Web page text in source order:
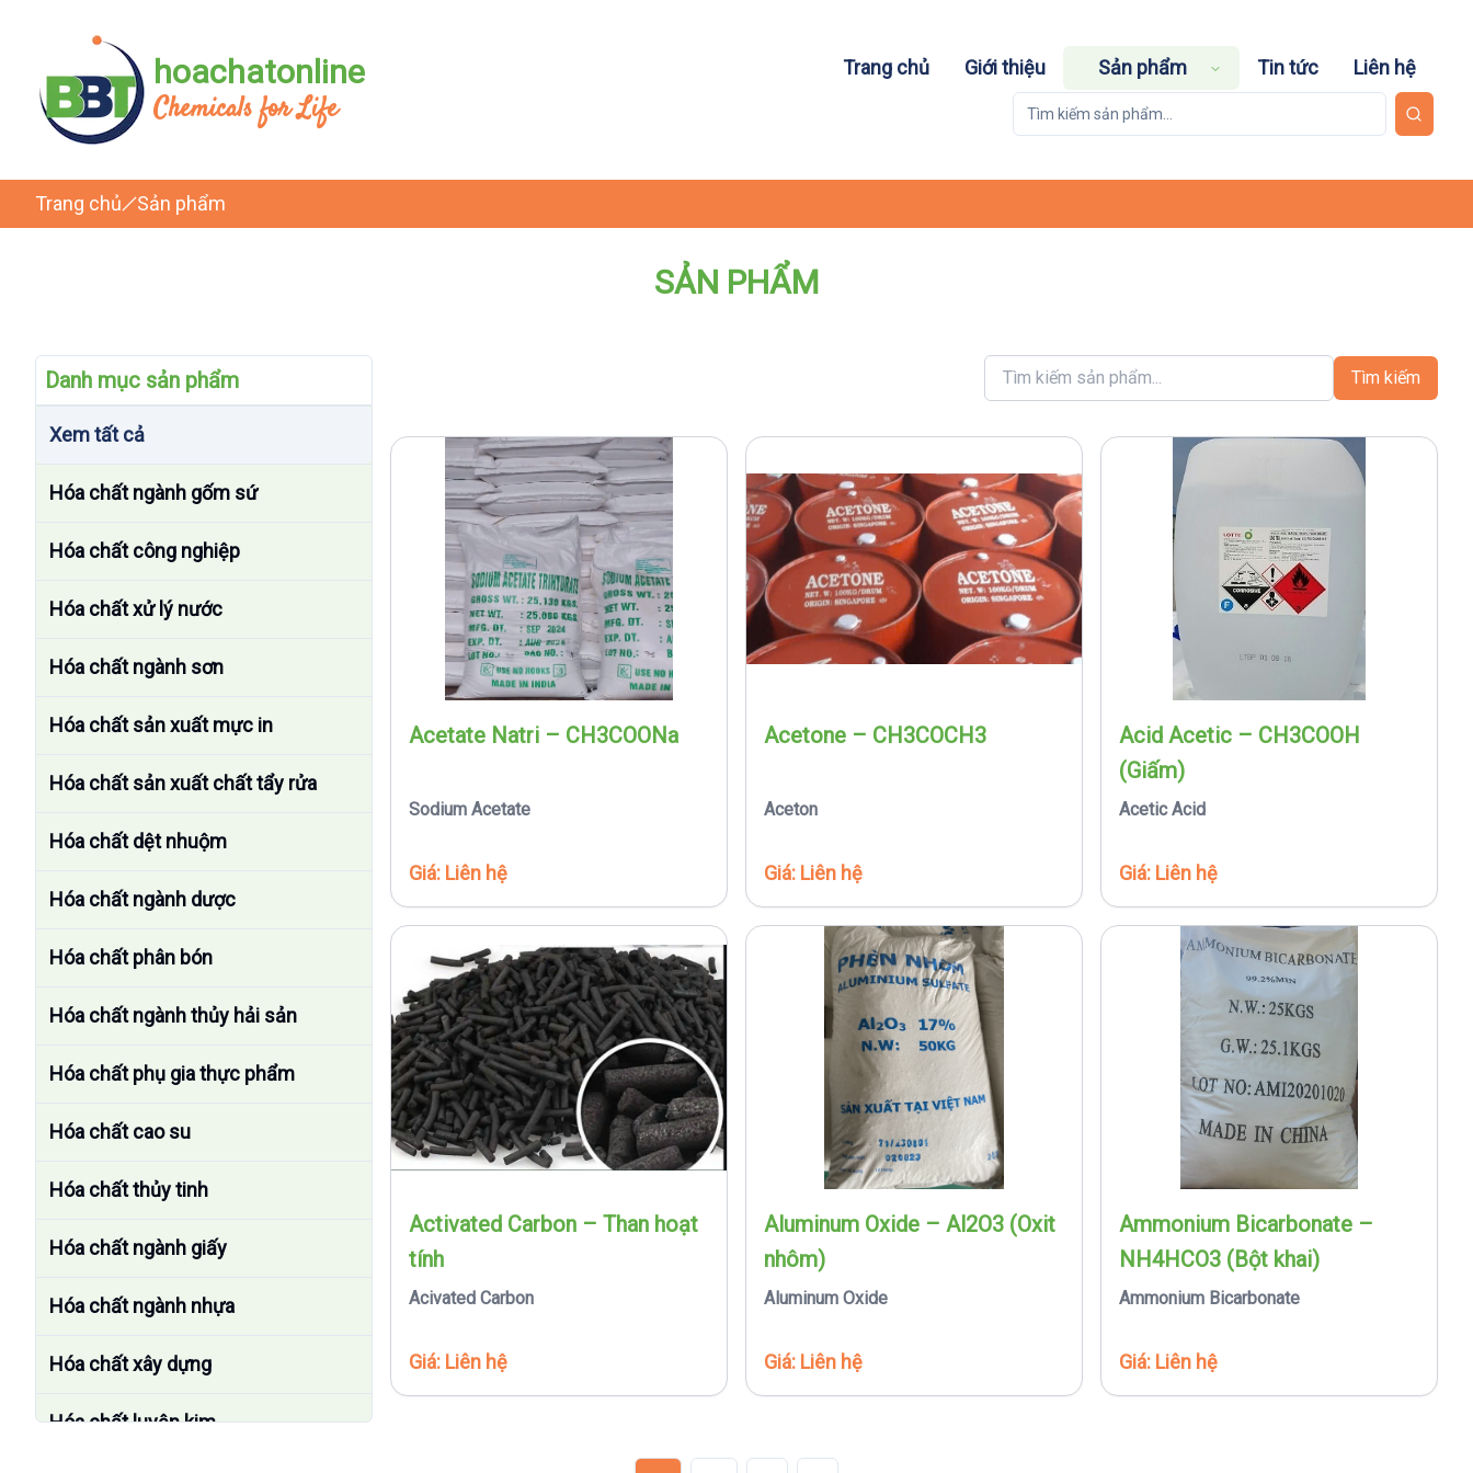
hoachatonline
Chemicals for Life
Trang chủ Giới thiệu Sản phẩm Tin tức Liên hệ
Trang chủ Sản phẩm
SẢN PHẨM
Danh mục sản phẩm
Xem tất cả
Hóa chất ngành gốm sứ
Hóa chất công nghiệp
Hóa chất xử lý nước
Hóa chất ngành sơn
Hóa chất sản xuất mực in
Hóa chất sản xuất chất tẩy rửa
Hóa chất dệt nhuộm
Hóa chất ngành dược
Hóa chất phân bón
Hóa chất ngành thủy hải sản
Hóa chất phụ gia thực phẩm
Hóa chất cao su
Hóa chất thủy tinh
Hóa chất ngành giấy
Hóa chất ngành nhựa
Hóa chất xây dựng
Hóa chất luyện kim
Tìm kiếm
Acetate Natri – CH3COONa
Sodium Acetate
Giá: Liên hệ
Acetone – CH3COCH3
Aceton
Giá: Liên hệ
Acid Acetic – CH3COOH
(Giấm)
Acetic Acid
Giá: Liên hệ
Activated Carbon – Than hoạt
tính
Acivated Carbon
Giá: Liên hệ
Aluminum Oxide – Al2O3 (Oxit
nhôm)
Aluminum Oxide
Giá: Liên hệ
Ammonium Bicarbonate –
NH4HCO3 (Bột khai)
Ammonium Bicarbonate
Giá: Liên hệ